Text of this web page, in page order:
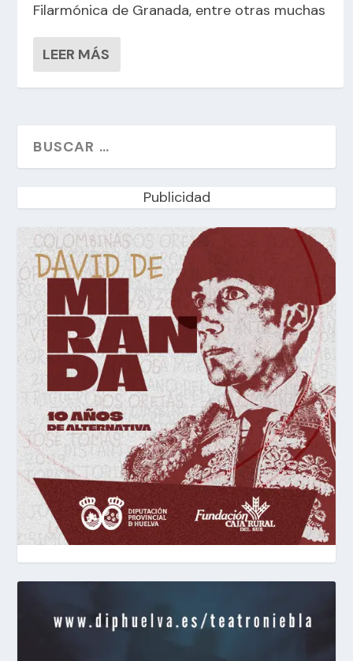
Filarmónica de Granada, entre otras muchas
LEER MÁS
Publicidad